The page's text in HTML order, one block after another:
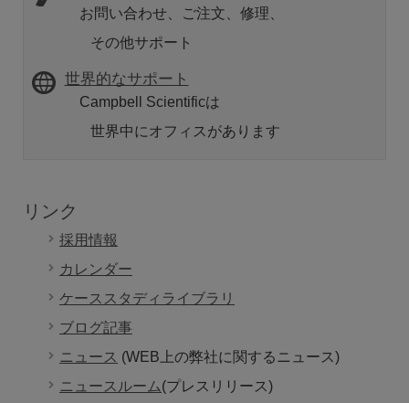
お問い合わせ、ご注文、修理、
その他サポート
世界的なサポート
Campbell Scientificは
世界中にオフィスがあります
リンク
採用情報
カレンダー
ケーススタディライブラリ
ブログ記事
ニュース (WEB上の弊社に関するニュース)
ニュースルーム(プレスリリース)